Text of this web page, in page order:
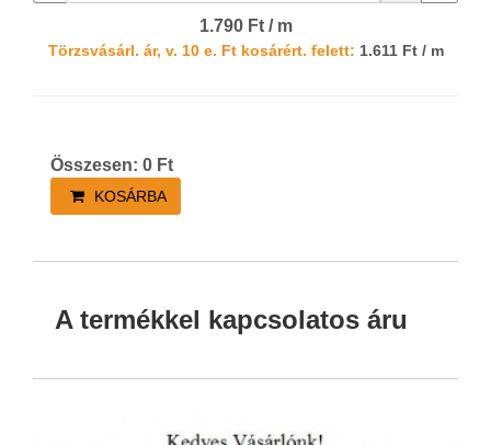
1.790 Ft / m
Törzsvásárl. ár, v. 10 e. Ft kosárért. felett: 1.611 Ft / m
Összesen: 0 Ft
KOSÁRBA
A termékkel kapcsolatos áru